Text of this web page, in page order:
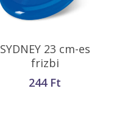
Opciók Választása
SYDNEY 23 cm-es
frizbi
244 Ft